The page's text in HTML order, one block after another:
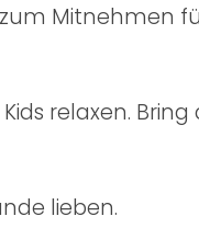
Mitnehmen
relaxen. Bring
lieben.